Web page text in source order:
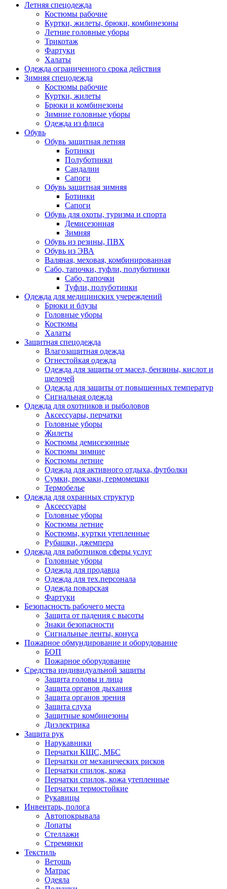
Летняя спецодежда
Костюмы рабочие
Куртки, жилеты, брюки, комбинезоны
Летние головные уборы
Трикотаж
Фартуки
Халаты
Одежда ограниченного срока действия
Зимняя спецодежда
Костюмы рабочие
Куртки, жилеты
Брюки и комбинезоны
Зимние головные уборы
Одежда из флиса
Обувь
Обувь защитная летняя
Ботинки
Полуботинки
Сандалии
Сапоги
Обувь защитная зимняя
Ботинки
Сапоги
Обувь для охоты, туризма и спорта
Демисезонная
Зимняя
Обувь из резины, ПВХ
Обувь из ЭВА
Валяная, меховая, комбинированная
Сабо, тапочки, туфли, полуботинки
Сабо, тапочки
Туфли, полуботинки
Одежда для медицинских учереждений
Брюки и блузы
Головные уборы
Костюмы
Халаты
Защитная спецодежда
Влагозащитная одежда
Огнестойкая одежда
Одежда для защиты от масел, бензины, кислот и
щелочей
Одежда для защиты от повышенных температур
Сигнальная одежда
Одежда для охотников и рыболовов
Аксессуары, перчатки
Головные уборы
Жилеты
Костюмы демисезонные
Костюмы зимние
Костюмы летние
Одежда для активного отдыха, футболки
Сумки, рюкзаки, гермомешки
Термобелье
Одежда для охранных структур
Аксессуары
Головные уборы
Костюмы летние
Костюмы, куртки утепленные
Рубашки, джемпера
Одежда для работников сферы услуг
Головные уборы
Одежда для продавца
Одежда для тех.персонала
Одежда поварская
Фартуки
Безопасность рабочего места
Защита от падения с высоты
Знаки безопасности
Сигнальные ленты, конуса
Пожарное обмундирование и оборудование
БОП
Пожарное оборудование
Средства индивидуальной защиты
Защита головы и лица
Защита органов дыхания
Защита органов зрения
Защита слуха
Защитные комбинезоны
Диэлектрика
Защита рук
Нарукавники
Перчатки КЩС, МБС
Перчатки от механических рисков
Перчатки спилок, кожа
Перчатки спилок, кожа утепленные
Перчатки термостойкие
Рукавицы
Инвентарь, полога
Автопокрывала
Лопаты
Стеллажи
Стремянки
Текстиль
Ветошь
Матрас
Одеяла